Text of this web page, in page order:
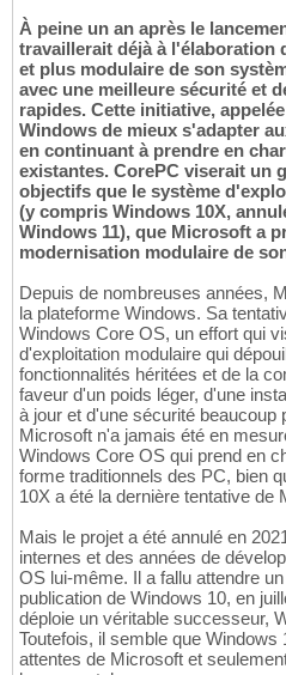
À peine un an après le
travaillerait déjà à l'élaboration
et plus modulaire de son
avec une meilleure sécurité et
rapides. Cette initiative,
Windows de mieux s'adapter
en continuant à prendre en
existantes. CorePC viserait un
objectifs que le système
(y compris Windows 10X,
Windows 11), que Microsoft a
modernisation modulaire de
Depuis de nombreuses années,
la plateforme Windows. Sa
Windows Core OS, un effort qui
d'exploitation modulaire qui
fonctionnalités héritées et de la
faveur d'un poids léger, d'une
à jour et d'une sécurité beaucoup
Microsoft n'a jamais été en
Windows Core OS qui prend en
forme traditionnels des PC, bien
10X a été la dernière tentative de
Mais le projet a été annulé en
internes et des années de
OS lui-même. Il a fallu attendre
publication de Windows 10, en
déploie un véritable successeur,
Toutefois, il semble que Windows
attentes de Microsoft et